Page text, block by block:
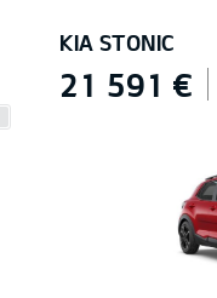
KIA STONIC
21 591 €